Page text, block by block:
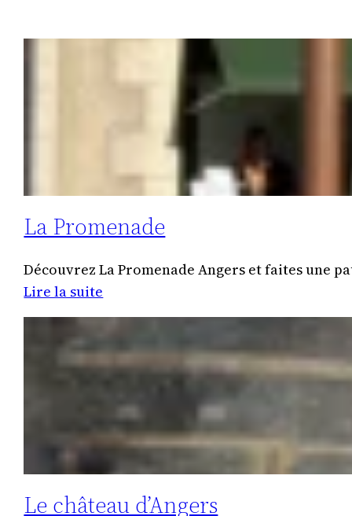
La Promenade
Découvrez La Promenade Angers et faites une
Lire la suite
La
Promenade
Le château d’Angers